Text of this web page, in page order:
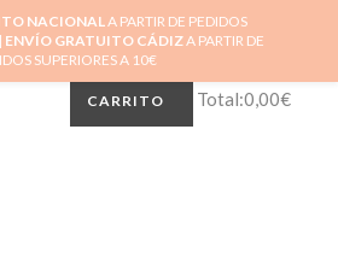
0
No hay productos en el carrito.
CARRITO Total:0,00€
NACIONALA PARTIR DE PEDIDOS
ENVÍO GRATUITO CÁDIZA PARTIR DE
SUPERIORES A 10€